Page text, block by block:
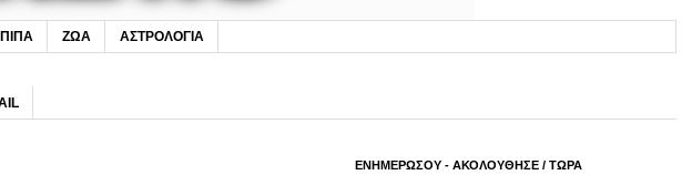
ΖΩΑ ΑΣΤΡΟΛΟΓΙΑ
ΕΝΗΜΕΡΩΣΟΥ - ΑΚΟΛΟΥΘΗΣΕ / ΤΩΡΑ